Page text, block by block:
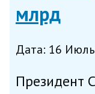
млрд
Дата: 16
Президент